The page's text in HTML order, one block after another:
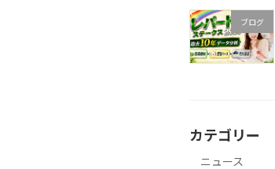
ブログ
カテゴリー
ニュース